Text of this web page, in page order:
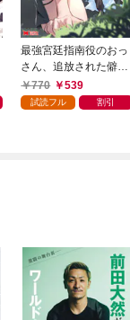
最強宮廷指南役のおっ
さん、追放された僻地
で無双する～幻となっ
た種族の美少女たちを
770 539
試読フル 割引